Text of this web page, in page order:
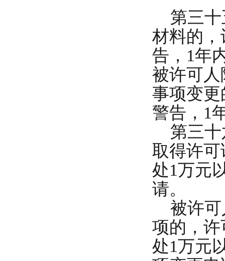
第三十
材料的
告，1年
被许可
事项变
警告，1
第三十
取得许
处1万元
请。
被许可
项的，
处1万元